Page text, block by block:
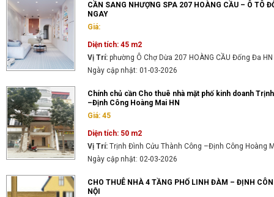
CẦN SANG NHƯỢNG SPA 207 HOÀNG CẦU – Ô TÔ
NGAY
Giá:
Diện tích: 45 m2
Vị Trí: phường Ô Chợ Dừa 207 HOÀNG CẦU Đống Đa HN
Ngày cập nhật: 01-03-2026
Chính chủ cần Cho thuê nhà mặt phố kinh doanh
–Định Công Hoàng Mai HN
Giá: 45
Diện tích: 50 m2
Vị Trí: Trịnh Đình Cửu Thành Công –Định Công Hoàng
Ngày cập nhật: 02-03-2026
CHO THUÊ NHÀ 4 TẦNG PHỐ LINH ĐÀM – ĐỊNH
NỘI